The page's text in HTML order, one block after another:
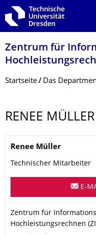
Zur Hauptnavigation
Zur Suche springen
Zum Inhalt springen
Zentrum für
Breadcrumb-Menü
Startseite Das
RENEE MÜLLER
Name
Renee Müller
Technischer Mitarbeiter
E-
Organisationsname
Zentrum für
Zentrum für
Hochleistungsrechnen